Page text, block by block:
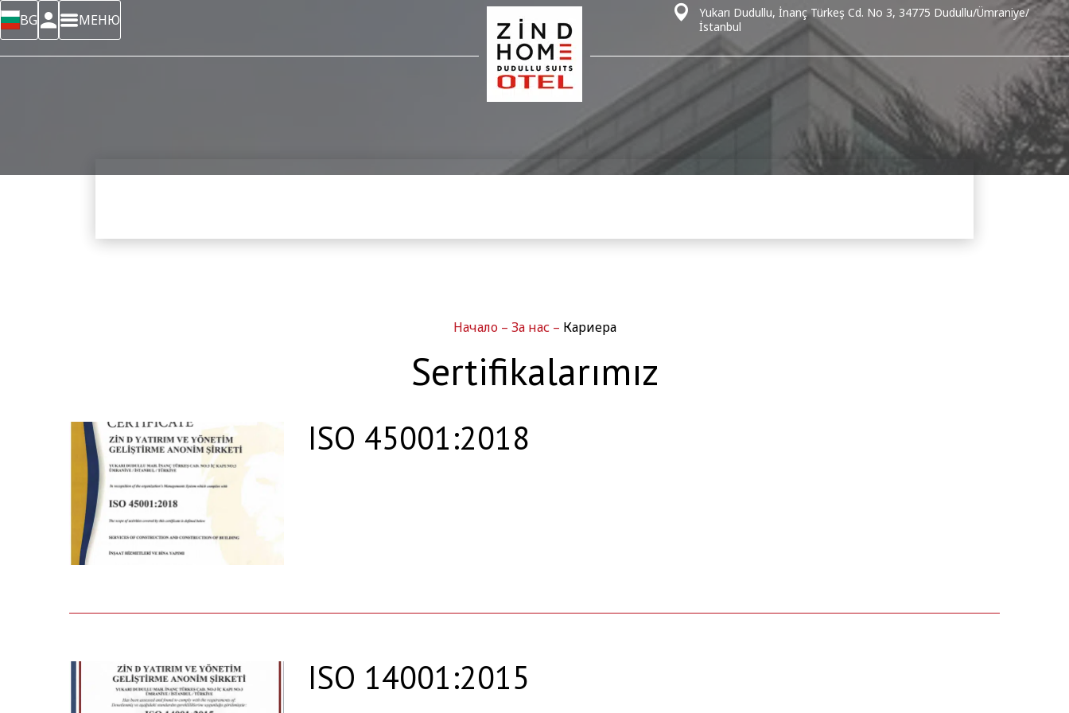
BG МЕНЮ
Yukarı Dudullu, İnanç Türkeş Cd. No 3, 34775 Dudullu/Ümraniye/
İstanbul
Начало – За нас – Кариера
Sertifikalarımız
ISO 45001:2018
ISO 14001:2015